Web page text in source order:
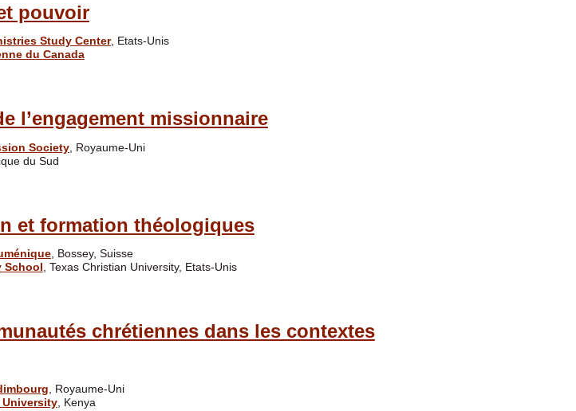
pouvoir
Study Center, Etats-Unis
du Canada
l’engagement missionnaire
Society, Royaume-Uni
du Sud
et formation théologiques
, Bossey, Suisse
School, Texas Christian University, Etats-Unis
chrétiennes dans les contextes
, Royaume-Uni
University, Kenya